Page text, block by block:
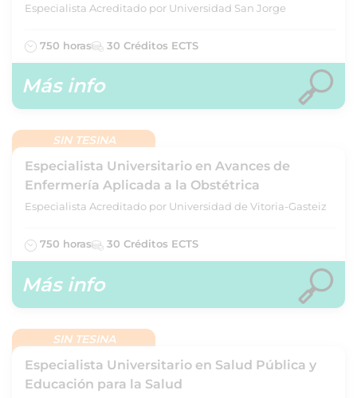
Especialista Acreditado por Universidad San Jorge
750 horas 30 Créditos ECTS
Más info
SIN TESINA
Especialista Universitario en Avances de
Enfermería Aplicada a la Obstétrica
Especialista Acreditado por Universidad de Vitoria-Gasteiz
750 horas 30 Créditos ECTS
Más info
SIN TESINA
Especialista Universitario en Salud Pública y
Educación para la Salud